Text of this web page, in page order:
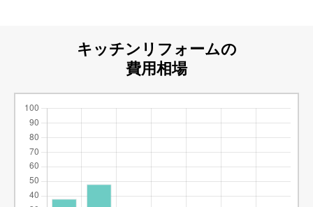
キッチンリフォームの
費用相場